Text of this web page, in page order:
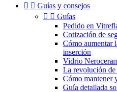
  Guías y consejos
  Guías
Pedido en
Cotización de
Cómo aumentar
inserción
Vidrio
La revolución de
Cómo mantener
Guía detallada